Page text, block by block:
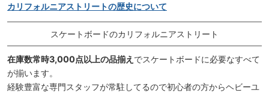
カリフォルニアストリートの歴史について
スケートボードのカリフォルニアストリート
在庫数常時3,000点以上の品揃え でスケートボードに必要なすべて
が揃います。
経験豊富な専門スタッフが常駐してるので初心者の方からヘビーユ